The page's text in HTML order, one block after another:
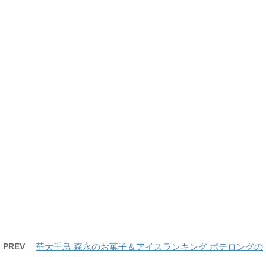
PREV
華大千鳥 森永のお菓子＆アイスランキング ポテロングの